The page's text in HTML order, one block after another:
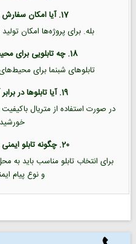
17. آیا امکان سفارش تعداد بالا وجود دارد؟
بله. برای پروژه‌ها امکان
18. چه تابلویی برای محیط تاریک مناسب است؟
تابلوهای شبنما برای
19. آیا تابلوها در برابر آفتاب مقاوم هستند؟
در صورت استفاده از متریال
20. چگونه تابلو ایمنی مناسب انتخاب کنیم؟
برای انتخاب تابلو مناسب باید
و نوع پیام